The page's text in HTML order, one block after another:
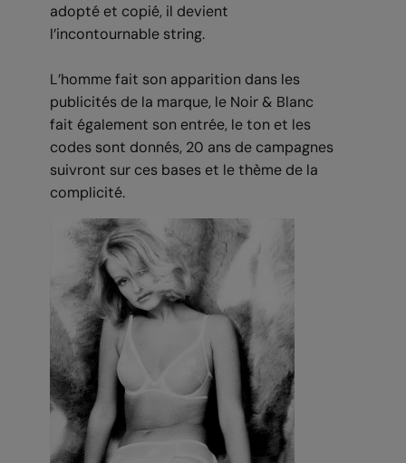
adopté et copié, il devient
l’incontournable string.
L’homme fait son apparition dans les
publicités de la marque, le Noir & Blanc
fait également son entrée, le ton et les
codes sont donnés, 20 ans de campagnes
suivront sur ces bases et le thème de la
complicité.